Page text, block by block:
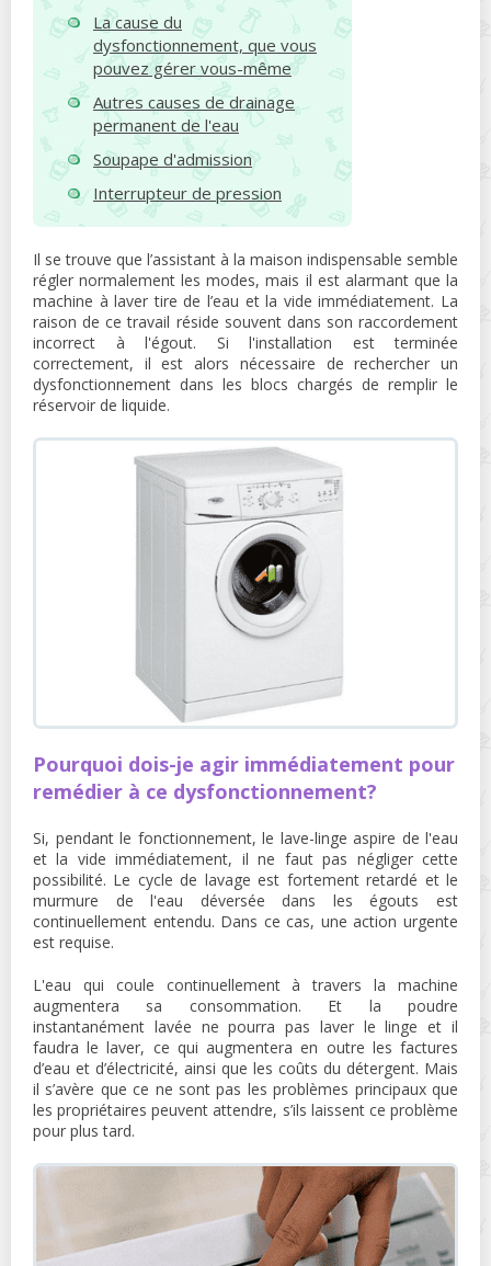
La cause du
dysfonctionnement, que vous
pouvez gérer vous-même
Autres causes de drainage
permanent de l'eau
Soupape d'admission
Interrupteur de pression
Il se trouve que l’assistant à la maison indispensable semble
régler normalement les modes, mais il est alarmant que la
machine à laver tire de l’eau et la vide immédiatement. La
raison de ce travail réside souvent dans son raccordement
incorrect à l'égout. Si l'installation est terminée
correctement, il est alors nécessaire de rechercher un
dysfonctionnement dans les blocs chargés de remplir le
réservoir de liquide.
Pourquoi dois-je agir immédiatement pour
remédier à ce dysfonctionnement?
Si, pendant le fonctionnement, le lave-linge aspire de l'eau
et la vide immédiatement, il ne faut pas négliger cette
possibilité. Le cycle de lavage est fortement retardé et le
murmure de l'eau déversée dans les égouts est
continuellement entendu. Dans ce cas, une action urgente
est requise.
L'eau qui coule continuellement à travers la machine
augmentera sa consommation. Et la poudre
instantanément lavée ne pourra pas laver le linge et il
faudra le laver, ce qui augmentera en outre les factures
d’eau et d’électricité, ainsi que les coûts du détergent. Mais
il s’avère que ce ne sont pas les problèmes principaux que
les propriétaires peuvent attendre, s’ils laissent ce problème
pour plus tard.